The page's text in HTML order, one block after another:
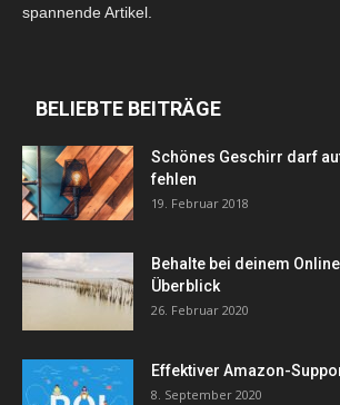
spannende Artikel.
BELIEBTE BEITRÄGE
Schönes Geschirr darf
fehlen
19. Februar 2018
Behalte bei deinem
Überblick
26. Februar 2020
Effektiver Amazon-
8. September 2020